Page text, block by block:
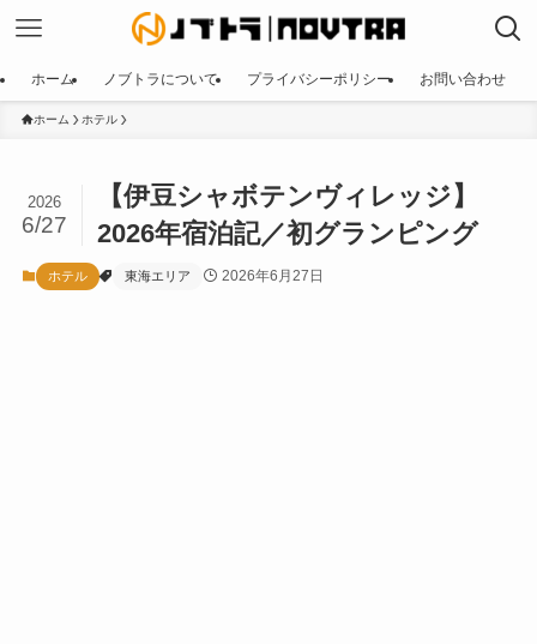
ホーム ノブトラについて プライバシーポリシー お問い合わせ
ホーム ホテル
【伊豆シャボテンヴィレッジ】
2026年宿泊記／初グランピング
2026
6/27
ホテル 東海エリア 2026年6月27日